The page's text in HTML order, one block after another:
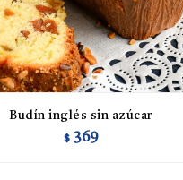
Budín inglés sin azúcar
$ 369